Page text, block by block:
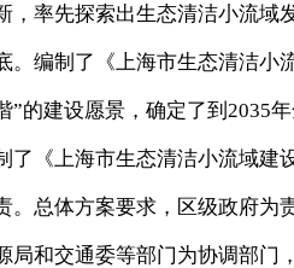
，率先探索出生态清洁小流
。编制了《上海市生态清洁小
”的建设愿景，确定了到2035
了《上海市生态清洁小流域建
。总体方案要求，区级政府为
局和交通委等部门为协调部